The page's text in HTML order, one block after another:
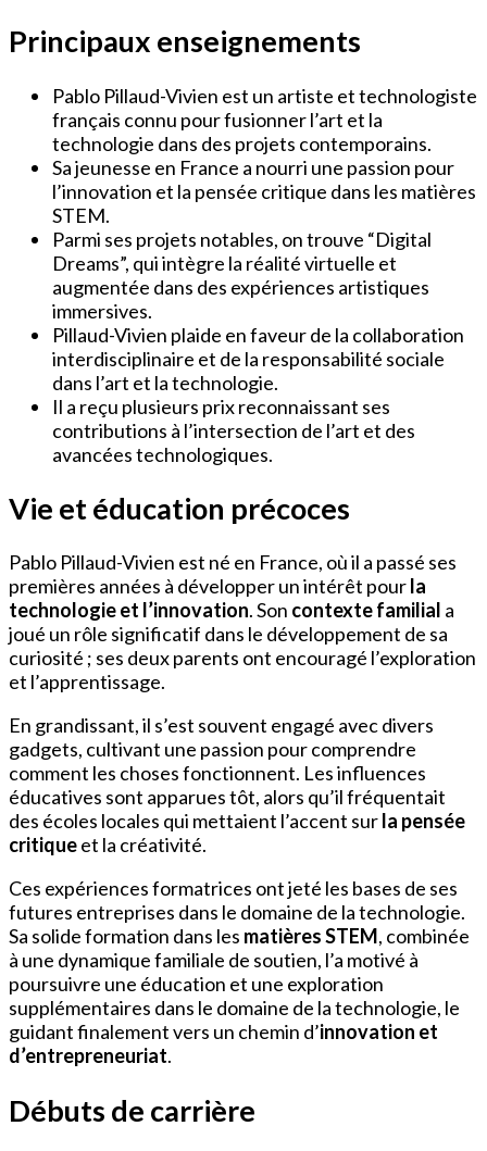
Principaux enseignements
Pablo Pillaud-Vivien est un artiste et technologiste
français connu pour fusionner l’art et la
technologie dans des projets contemporains.
Sa jeunesse en France a nourri une passion pour
l’innovation et la pensée critique dans les matières
STEM.
Parmi ses projets notables, on trouve “Digital
Dreams”, qui intègre la réalité virtuelle et
augmentée dans des expériences artistiques
immersives.
Pillaud-Vivien plaide en faveur de la collaboration
interdisciplinaire et de la responsabilité sociale
dans l’art et la technologie.
Il a reçu plusieurs prix reconnaissant ses
contributions à l’intersection de l’art et des
avancées technologiques.
Vie et éducation précoces
Pablo Pillaud-Vivien est né en France, où il a passé ses
premières années à développer un intérêt pourla
technologie et l’innovation. Son contexte familial a
joué un rôle significatif dans le développement de sa
curiosité ; ses deux parents ont encouragé l’exploration
et l’apprentissage.
En grandissant, il s’est souvent engagé avec divers
gadgets, cultivant une passion pour comprendre
comment les choses fonctionnent. Les influences
éducatives sont apparues tôt, alors qu’il fréquentait
des écoles locales qui mettaient l’accent surla pensée
critiqueet la créativité.
Ces expériences formatrices ont jeté les bases de ses
futures entreprises dans le domaine de la technologie.
Sa solide formation dans les matières STEM, combinée
à une dynamique familiale de soutien, l’a motivé à
poursuivre une éducation et une exploration
supplémentaires dans le domaine de la technologie, le
guidant finalement vers un chemin d’innovation et
d’entrepreneuriat.
Débuts de carrière